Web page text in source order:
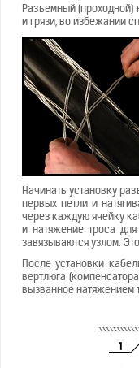
Разъемный (проходной)
и грязи, во избежании
Начинать установку
первых петли и
через каждую ячейку
и натяжение троса
завязываются узлом.
После установки
вертлюга
вызванное натяжением